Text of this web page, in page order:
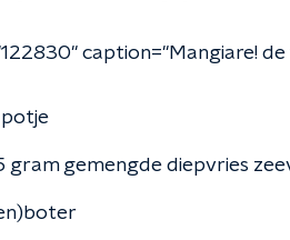
caption="Mangiare!
potje
gram gemengde diepvries